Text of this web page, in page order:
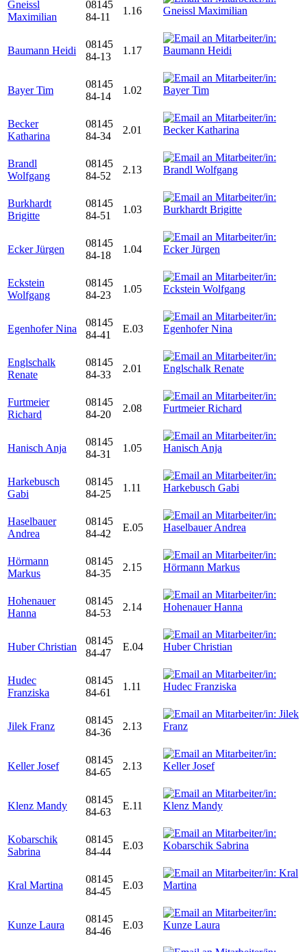
Gneissl
Maximilian
08145
84-11
1.16
Baumann Heidi
08145
84-13
1.17
Bayer Tim
08145
84-14
1.02
Becker
Katharina
08145
84-34
2.01
Brandl
Wolfgang
08145
84-52
2.13
Burkhardt
Brigitte
08145
84-51
1.03
Ecker Jürgen
08145
84-18
1.04
Eckstein
Wolfgang
08145
84-23
1.05
Egenhofer Nina
08145
84-41
E.03
Englschalk
Renate
08145
84-33
2.01
Furtmeier
Richard
08145
84-20
2.08
Hanisch Anja
08145
84-31
1.05
Harkebusch
Gabi
08145
84-25
1.11
Haselbauer
Andrea
08145
84-42
E.05
Hörmann
Markus
08145
84-35
2.15
Hohenauer
Hanna
08145
84-53
2.14
Huber Christian
08145
84-47
E.04
Hudec
Franziska
08145
84-61
1.11
Jilek Franz
08145
84-36
2.13
Keller Josef
08145
84-65
2.13
Klenz Mandy
08145
84-63
E.11
Kobarschik
Sabrina
08145
84-44
E.03
Kral Martina
08145
84-45
E.03
Kunze Laura
08145
84-46
E.03